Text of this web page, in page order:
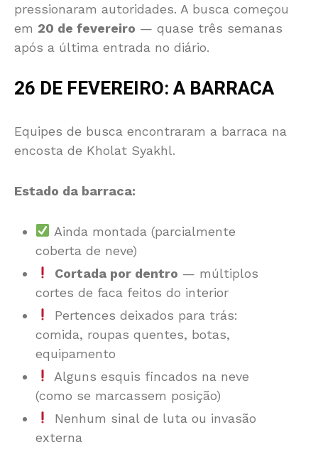
pressionaram autoridades. A busca começou
em 20 de fevereiro — quase três semanas
após a última entrada no diário.
26 DE FEVEREIRO: A BARRACA
Equipes de busca encontraram a barraca na
encosta de Kholat Syakhl.
Estado da barraca:
Ainda montada (parcialmente
coberta de neve)
Cortada por dentro — múltiplos
cortes de faca feitos do interior
Pertences deixados para trás:
comida, roupas quentes, botas,
equipamento
Alguns esquis fincados na neve
(como se marcassem posição)
Nenhum sinal de luta ou invasão
externa